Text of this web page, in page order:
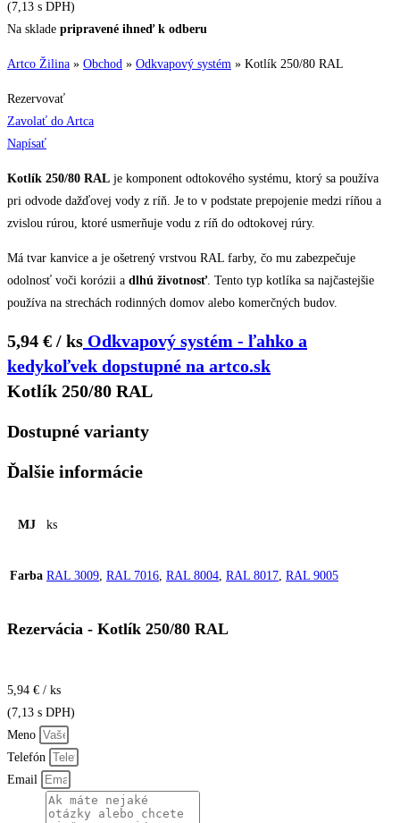
(7,13 s DPH)
Na sklade pripravené ihneď k odberu
Artco Žilina » Obchod » Odkvapový systém » Kotlík 250/80 RAL
Rezervovať
Zavolať do Artca
Napísať
Kotlík 250/80 RAL je komponent odtokového systému, ktorý sa používa
pri odvode dažďovej vody z ríň. Je to v podstate prepojenie medzi ríňou a
zvislou rúrou, ktoré usmerňuje vodu z ríň do odtokovej rúry.
Má tvar kanvice a je ošetrený vrstvou RAL farby, čo mu zabezpečuje
odolnosť voči korózii a dlhú životnosť. Tento typ kotlíka sa najčastejšie
používa na strechách rodinných domov alebo komerčných budov.
5,94 € / ks Odkvapový systém - ľahko a
kedykoľvek dopstupné na artco.sk
Kotlík 250/80 RAL
Dostupné varianty
Ďalšie informácie
MJ ks
Farba RAL 3009, RAL 7016, RAL 8004, RAL 8017, RAL 9005
Rezervácia - Kotlík 250/80 RAL
5,94 € / ks
(7,13 s DPH)
Meno
Telefón
Email